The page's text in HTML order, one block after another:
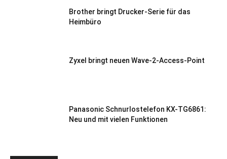
Brother bringt Drucker-Serie für das
Heimbüro
Zyxel bringt neuen Wave-2-Access-Point
Panasonic Schnurlostelefon KX-TG6861:
Neu und mit vielen Funktionen